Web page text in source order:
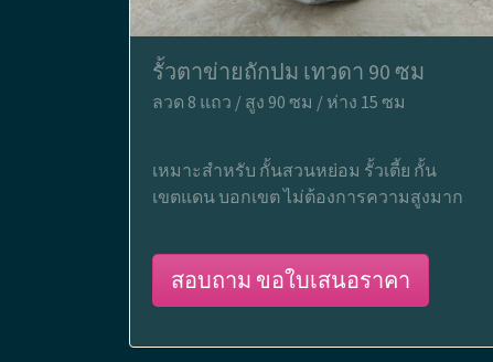
รั้วตาข่ายถักปม เทวดา 90 ซม
ลวด 8 แถว / สูง 90 ซม / ห่าง 15 ซม
เหมาะสำหรับ กั้นสวนหย่อม รั้วเตี้ย กั้น
เขตแดน บอกเขต ไม่ต้องการความสูงมาก
สอบถาม ขอใบเสนอราคา